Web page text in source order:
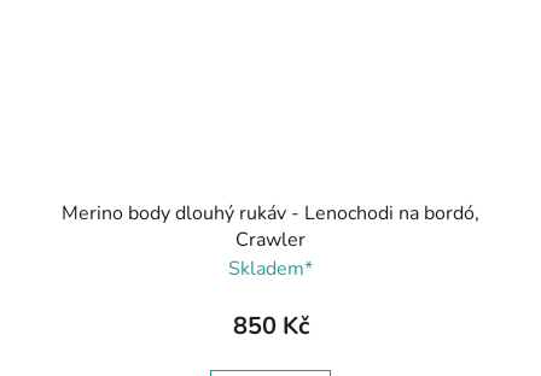
Merino body dlouhý rukáv - Lenochodi na bordó,
Crawler
Skladem*
850 Kč